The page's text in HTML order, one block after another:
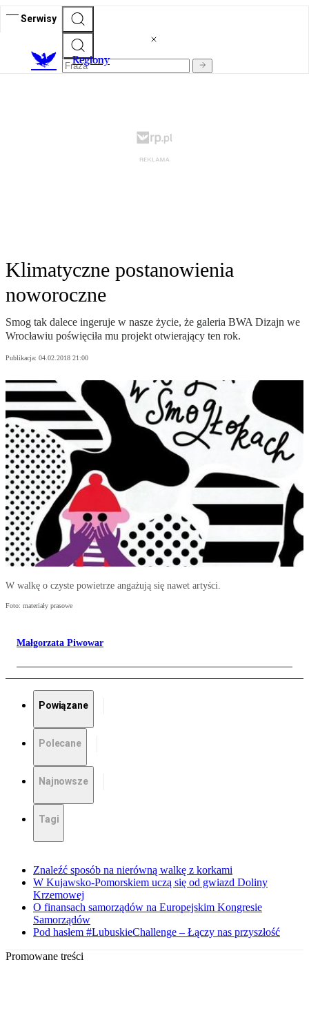
Serwisy
Regiony
Klimatyczne postanowienia
noworoczne
Smog tak dalece ingeruje w nasze życie, że galeria BWA Dizajn we
Wrocławiu poświęciła mu projekt otwierający ten rok.
Publikacja: 04.02.2018 21:00
W walkę o czyste powietrze angażują się nawet artyści.
Foto: materiały prasowe
Małgorzata Piwowar
Powiązane
Polecane
Najnowsze
Tagi
Znaleźć sposób na nierówną walkę z korkami
W Kujawsko-Pomorskiem uczą się od gwiazd Doliny
Krzemowej
O finansach samorządów na Europejskim Kongresie
Samorządów
Pod hasłem #LubuskieChallenge – Łączy nas przyszłość
Promowane treści